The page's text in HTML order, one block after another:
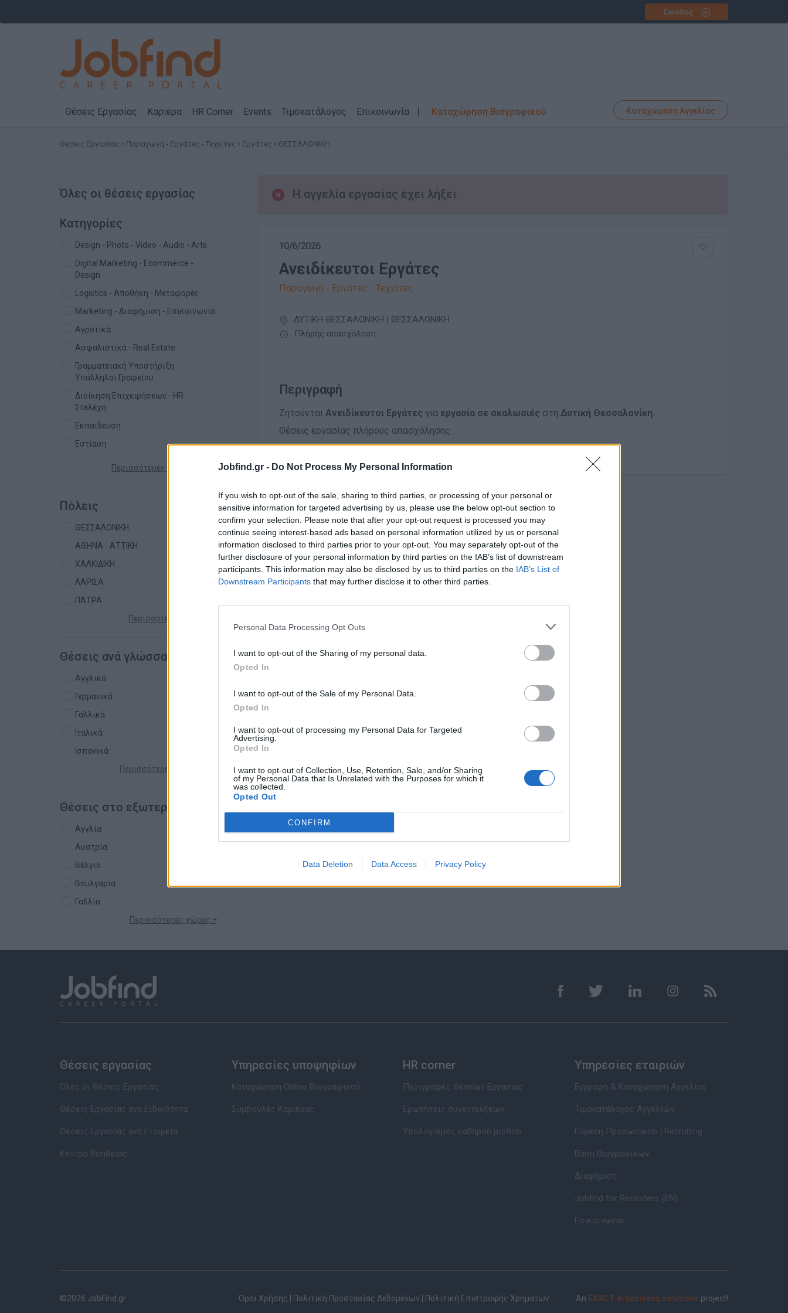
Jobfind.gr - Do Not Process My Personal Information
If you wish to opt-out of the sale, sharing to third parties, or processing of your personal or
sensitive information for targeted advertising by us, please use the below opt-out section to
confirm your selection. Please note that after your opt-out request is processed you may
continue seeing interest-based ads based on personal information utilized by us or personal
information disclosed to third parties prior to your opt-out. You may separately opt-out of the
further disclosure of your personal information by third parties on the IAB’s list of downstream
participants. This information may also be disclosed by us to third parties on the IAB’s List of
Downstream Participants that may further disclose it to other third parties.
Personal Data Processing Opt Outs
I want to opt-out of the Sharing of my personal data.
Opted In
I want to opt-out of the Sale of my Personal Data.
Opted In
I want to opt-out of processing my Personal Data for Targeted
Advertising.
Opted In
I want to opt-out of Collection, Use, Retention, Sale, and/or Sharing
of my Personal Data that Is Unrelated with the Purposes for which it
was collected.
Opted Out
CONFIRM
Data Deletion Data Access Privacy Policy
Είσοδος
Θέσεις Εργασίας Καριέρα HR Corner Events Τιμοκατάλογος Επικοινωνία Καταχώρηση Βιογραφικού Καταχώρηση Αγγελίας
Θέσεις Εργασίας Παραγωγή - Εργάτες - Τεχνίτες Εργάτες ΘΕΣΣΑΛΟΝΙΚΗ
Όλες οι θέσεις εργασίας
Κατηγορίες
Design - Photo - Video - Audio - Arts
Digital Marketing - Ecommerce -
Design
Logistics - Αποθήκη - Μεταφορές
Marketing - Διαφήμιση - Επικοινωνία
Αγροτικά
Ασφαλιστικά - Real Estate
Γραμματειακή Υποστήριξη -
Υπάλληλοι Γραφείου
Διοίκηση Επιχειρήσεων - HR -
Στελέχη
Εκπαίδευση
Εστίαση
Περισσότερες κατηγορίες +
Πόλεις
ΘΕΣΣΑΛΟΝΙΚΗ
ΑΘΗΝΑ - ΑΤΤΙΚΗ
ΧΑΛΚΙΔΙΚΗ
ΛΑΡΙΣΑ
ΠΑΤΡΑ
Περισσότερες πόλεις +
Θέσεις ανά γλώσσα
Αγγλικά
Γερμανικά
Γαλλικά
Ιταλικά
Ισπανικά
Περισσότερες γλώσσες +
Θέσεις στο εξωτερικό
Αγγλία
Αυστρία
Βέλγιο
Βουλγαρία
Γαλλία
Περισσότερες χώρες +
Η αγγελία εργασίας έχει λήξει
10/6/2026
Ανειδίκευτοι Εργάτες
Παραγωγή - Εργάτες - Τεχνίτες
ΔΥΤΙΚΗ ΘΕΣΣΑΛΟΝΙΚΗ | ΘΕΣΣΑΛΟΝΙΚΗ
Πλήρης απασχόληση
Περιγραφή
Ζητούνται Ανειδίκευτοι Εργάτες για εργασία σε σκαλωσιές στη Δυτική Θεσσαλονίκη.
Θέσεις εργασίας πλήρους απασχόλησης.
Τηλέφωνο επικοινωνίας:6936888700
Θέσεις εργασίας
Όλες οι Θέσεις Εργασίας
Θέσεις Εργασίας ανά Ειδικότητα
Θέσεις Εργασίας ανά Εταιρεία
Κέντρο Βοήθειας
Υπηρεσίες υποψηφίων
Καταχώρηση Online Βιογραφικού
Συμβουλές Καριέρας
HR corner
Περιγραφές Θέσεων Εργασίας
Ερωτήσεις συνεντεύξεων
Υπολογισμός καθαρού μισθού
Υπηρεσίες εταιριών
Εγγραφή & Καταχώρηση Αγγελίας
Τιμοκατάλογος Αγγελιών
Εύρεση Προσωπικού | Recruiting
Βάση Βιογραφικών
Διαφήμιση
Jobfind for Recruiters (EN)
Επικοινωνία
©2026 JobFind.gr Όροι Χρήσης Πολιτική Προστασίας Δεδομένων Πολιτική Επιστροφής Χρημάτων An EXACT e-business solutions project!